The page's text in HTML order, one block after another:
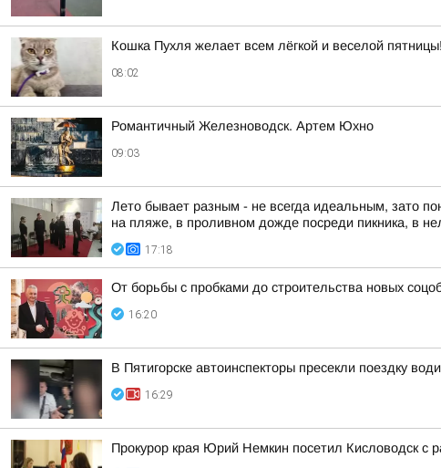
Кошка Пухля желает всем лёгкой и веселой пятницы!
08:02
Романтичный Железноводск. Артем Юхно
09:03
Лето бывает разным - не всегда идеальным, зато
на пляже, в проливном дожде посреди пикника, в
17:18
От борьбы с пробками до строительства новых
16:20
В Пятигорске автоинспекторы пресекли поездку
16:29
Прокурор края Юрий Немкин посетил Кисловодск с